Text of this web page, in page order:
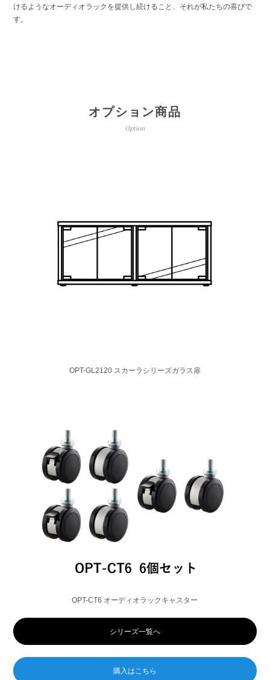
けるようなオーディオラックを提供し続けること、それが私たちの喜びで
す。
オプション商品
Option
OPT-GL2120 スカーラシリーズガラス扉
OPT-CT6 オーディオラックキャスター
シリーズ一覧へ